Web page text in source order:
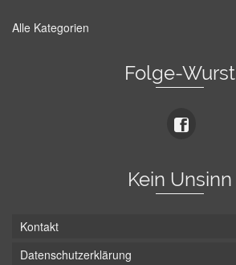
Alle Kategorien
Folge-Wurst
Kein Unsinn
Kontakt
Datenschutzerklärung